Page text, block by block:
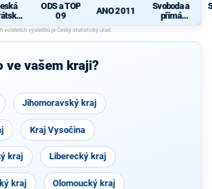
ODS a TOP
09
ANO 2011
Svoboda a
přímá
demokraci
ve vašem kraji?
Jihomoravský kraj
Kraj Vysočina
kraj Liberecký kraj
kraj Olomoucký kraj